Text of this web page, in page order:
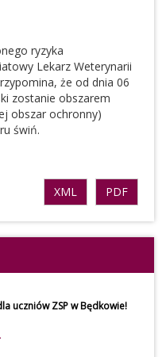
ryzyka
Lekarz Weterynarii
że od dnia 06
zostanie obszarem
obszar ochronny)
świń.
PDF
XML
uczniów ZSP w Będkowie!